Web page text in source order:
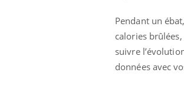
Pendant un
calories
suivre
données avec
Eczéma Chronique
expliquer ma maladie